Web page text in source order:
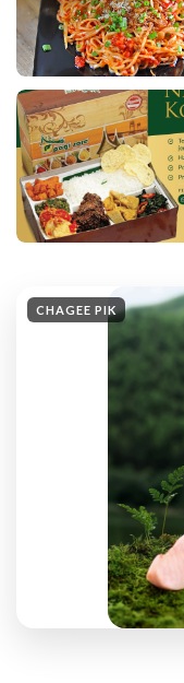
CHAGEE PIK